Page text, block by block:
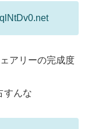
アリーの完成度
すんな